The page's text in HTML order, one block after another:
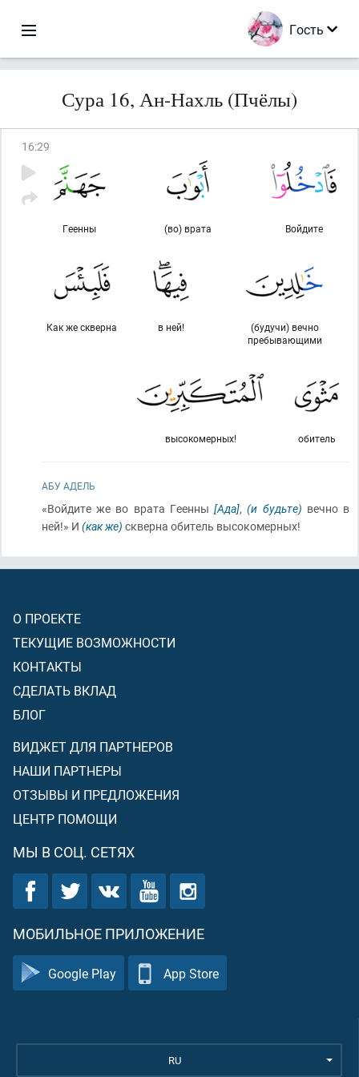
Гость
Сура 16, Ан-Нахль (Пчёлы)
16:29
Войдите
(во) врата
Геенны
(будучи) вечно
пребывающими
в ней!
Как же скверна
обитель
высокомерных!
АБУ АДЕЛЬ
«Войдите же во врата Геенны[Ада],(и будьте) вечно в
ней!» И (как же) скверна обитель высокомерных!
О ПРОЕКТЕ
ТЕКУЩИЕ ВОЗМОЖНОСТИ
КОНТАКТЫ
СДЕЛАТЬ ВКЛАД
БЛОГ
ВИДЖЕТ ДЛЯ ПАРТНЕРОВ
НАШИ ПАРТНЕРЫ
ОТЗЫВЫ И ПРЕДЛОЖЕНИЯ
ЦЕНТР ПОМОЩИ
МЫ В СОЦ. СЕТЯХ
МОБИЛЬНОЕ ПРИЛОЖЕНИЕ
Google Play App Store
RU